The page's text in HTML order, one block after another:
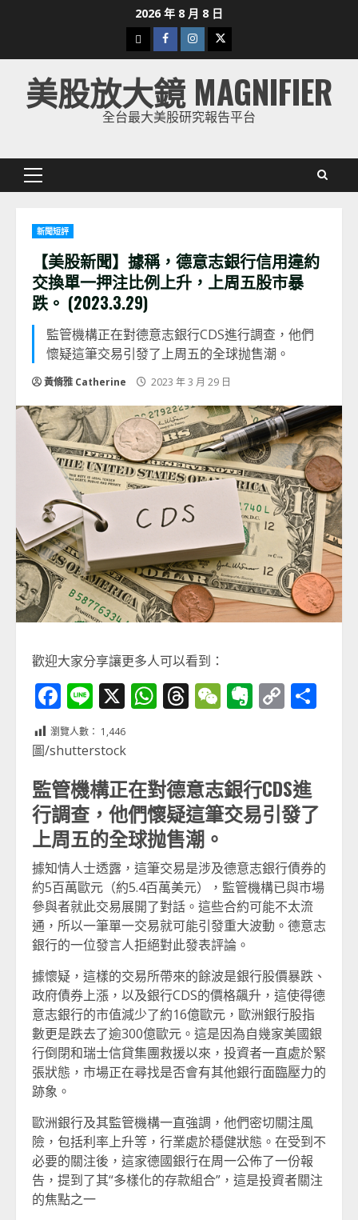
2026 年 8 月 8 日
下
載
美
股
Facebook
Instagram
Twitter
美股放大鏡 MAGNIFIER
全台最大美股研究報告平台
Primary
新聞短評
【美股新聞】據稱，德意志銀行信用違約
交換單一押注比例上升，上周五股市暴
跌。 (2023.3.29)
監管機構正在對德意志銀行CDS進行調查，他們
懷疑這筆交易引發了上周五的全球抛售潮。
黃脩雅 Catherine 2023 年 3 月 29 日
歡迎大家分享讓更多人可以看到：
Facebook
Line
X WhatsApp
Threads
WeChat
Evernote
Copy
瀏覽人數： 1,446
圖/shutterstock
監管機構正在對德意志銀行CDS進
行調查，他們懷疑這筆交易引發了
上周五的全球抛售潮。
據知情人士透露，這筆交易是涉及德意志銀行債券的
約5百萬歐元（約5.4百萬美元），監管機構已與市場
參與者就此交易展開了對話。這些合約可能不太流
通，所以一筆單一交易就可能引發重大波動。德意志
銀行的一位發言人拒絕對此發表評論。
據懷疑，這樣的交易所帶來的餘波是銀行股價暴跌、
政府債券上漲，以及銀行CDS的價格飆升，這使得德
意志銀行的市值減少了約16億歐元，歐洲銀行股指
數更是跌去了逾300億歐元。這是因為自幾家美國銀
行倒閉和瑞士信貸集團救援以來，投資者一直處於緊
張狀態，市場正在尋找是否會有其他銀行面臨壓力的
跡象。
歐洲銀行及其監管機構一直強調，他們密切關注風
險，包括利率上升等，行業處於穩健狀態。在受到不
必要的關注後，這家德國銀行在周一公佈了一份報
告，提到了其“多樣化的存款組合”，這是投資者關注
的焦點之一